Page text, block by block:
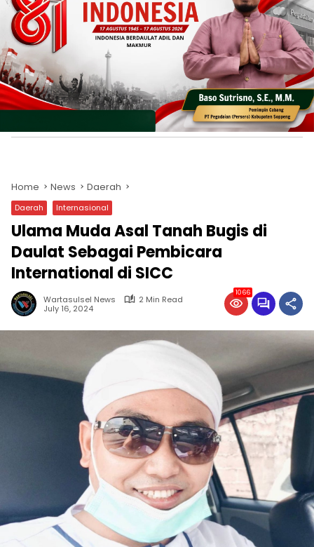
Home News Daerah
Daerah Internasional
Ulama Muda Asal Tanah Bugis di
Daulat Sebagai Pembicara
International di SICC
Wartasulsel News
2 Min Read
July 16, 2024
1066